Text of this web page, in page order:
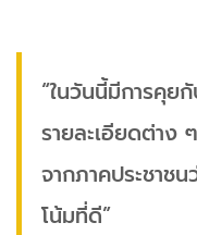
“ในวันนี้มีการคุย
รายละเอียดต่าง
จากภาคประชาช
โน้มที่ดี”